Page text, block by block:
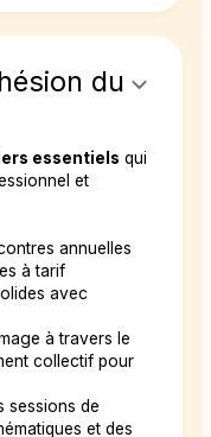
du
essentiels qui
et
annuelles
à tarif
avec
à travers le
collectif pour
sessions de
et des